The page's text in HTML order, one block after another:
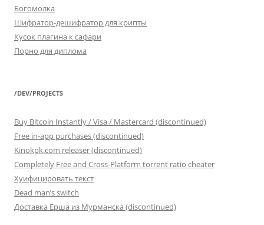
Богомолка
Шифратор-дешифратор для крипты
Кусок плагина к сафари
Порно для диплома
/DEV/PROJECTS
Buy Bitcoin Instantly / Visa / Mastercard (discontinued)
Free in-app purchases (discontinued)
Kinokpk.com releaser (discontinued)
Completely Free and Cross-Platform torrent ratio cheater
Хуифицировать текст
Dead man’s switch
Доставка Ерша из Мурманска (discontinued)